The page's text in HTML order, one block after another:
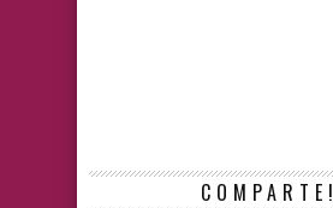
COMPARTE!